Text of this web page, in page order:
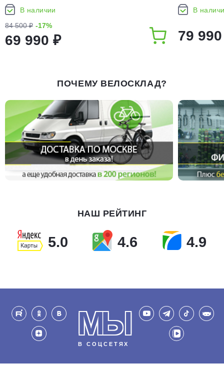
В наличии
84 500 ₽ -17%
69 990 ₽
В
79
ПОЧЕМУ ВЕЛОСКЛАД?
НАШ РЕЙТИНГ
5.0 4.6 4.9
МЫ
В СОЦСЕТЯХ